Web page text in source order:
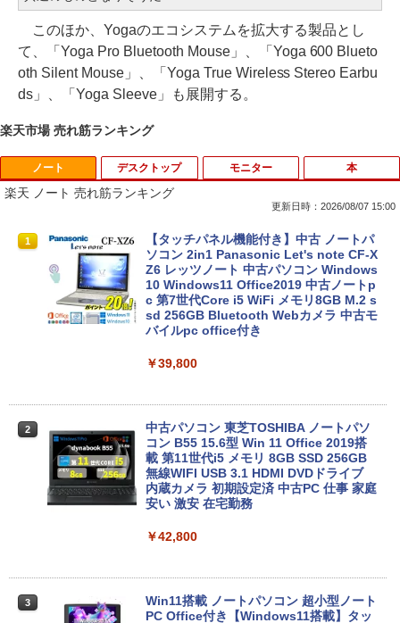
このほか、Yogaのエコシステムを拡大する製品とし
て、「Yoga Pro Bluetooth Mouse」、「Yoga 600 Blueto
oth Silent Mouse」、「Yoga True Wireless Stereo Earbu
ds」、「Yoga Sleeve」も展開する。
楽天市場 売れ筋ランキング
ノート
楽天 ノート 売れ筋ランキング
更新日時：2026/08/07 15:00
1
【タッチパネル機能付き】中古 ノートパ
ソコン 2in1 Panasonic Let's note CF-X
Z6 レッツノート 中古パソコン Windows
10 Windows11 Office2019 中古ノートp
c 第7世代Core i5 WiFi メモリ8GB M.2 s
sd 256GB Bluetooth Webカメラ 中古モ
バイルpc office付き
￥39,800
2
中古パソコン 東芝TOSHIBA ノートパソ
コン B55 15.6型 Win 11 Office 2019搭
載 第11世代i5 メモリ 8GB SSD 256GB
無線WIFI USB 3.1 HDMI DVDドライブ
内蔵カメラ 初期設定済 中古PC 仕事 家庭
安い 激安 在宅勤務
￥42,800
3
Win11搭載 ノートパソコン 超小型ノート
PC Office付き【Windows11搭載】タッ
デスクトップ モニター 本